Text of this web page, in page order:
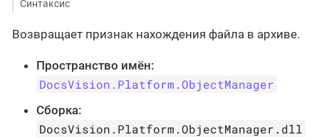
Синтаксис
Возвращает признак нахождения файла в архиве.
Пространство имён:
DocsVision.Platform.ObjectManager
Сборка:
DocsVision.Platform.ObjectManager.dll